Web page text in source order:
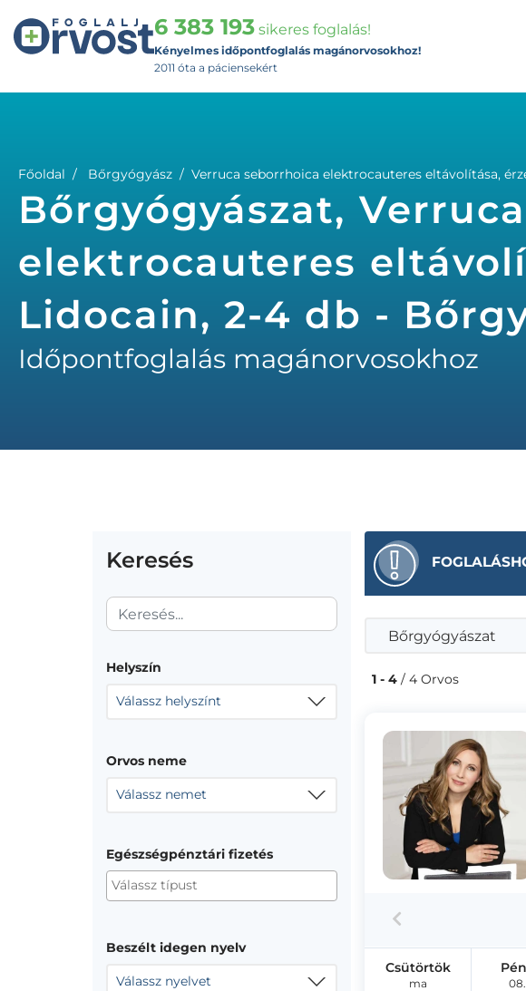
6 383 193 sikeres foglalás!
Kényelmes időpontfoglalás magánorvosokhoz!
2011 óta a páciensekért
Főoldal Bőrgyógyász Verruca seborrhoica elektrocauteres eltávolítása,
Bőrgyógyászat,
elektrocauteres
Lidocain, 2-4 db -
Időpontfoglalás magánorvosokhoz
Keresés
Helyszín
Válassz helyszínt
Orvos neme
Válassz nemet
Egészségpénztári fizetés
Beszélt idegen nyelv
Válassz nyelvet
Bőrgyógyászat
1 - 4 / 4 Orvos
Csütörtök
ma